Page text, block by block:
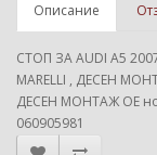
Описание
СТОП ЗА AUDI A5
MARELLI , ДЕСЕН
ДЕСЕН МОНТАЖ ОЕ
060905981